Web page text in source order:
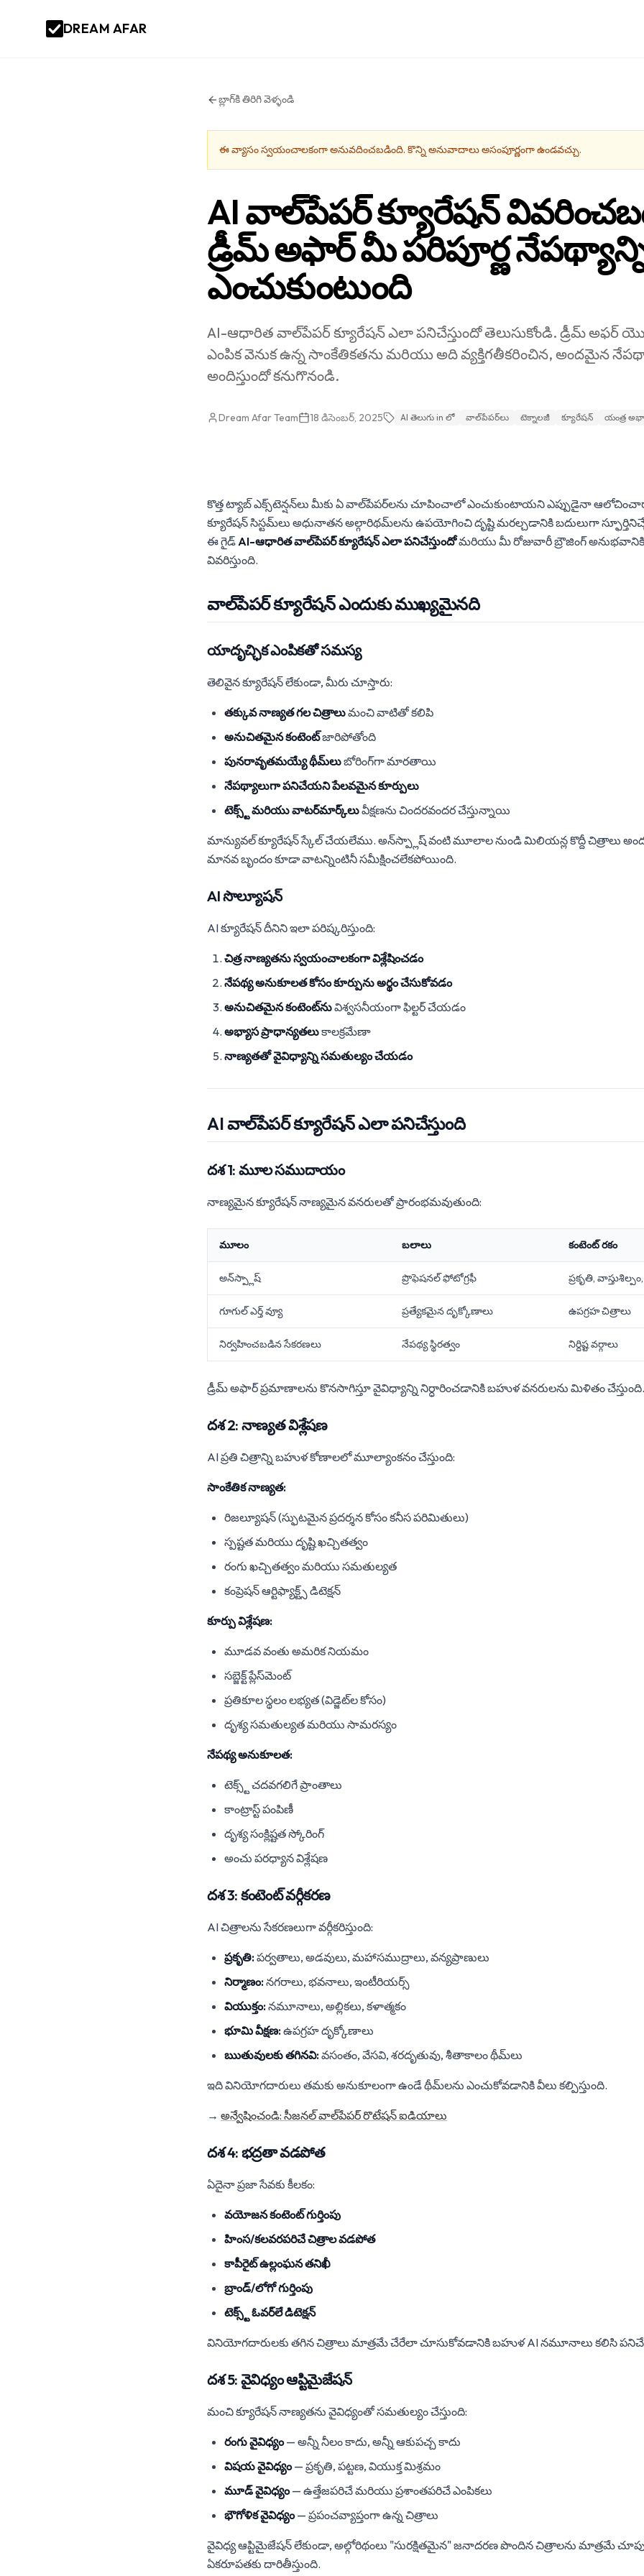
DREAM AFAR
బ్లాగ్‌కి తిరిగి వెళ్ళండి
ఈ వ్యాసం స్వయంచాలకంగా అనువదించబడింది. కొన్ని అనువాదాలు అసంపూర్ణంగా ఉండవచ్చు.
AI వాల్‌పేపర్ క్యూరేషన్
డ్రీమ్ అఫార్ మీ పరిపూర్ణ
ఎంచుకుంటుంది
AI-ఆధారిత వాల్‌పేపర్ క్యూరేషన్ ఎలా పనిచేస్తుందో తెలుసుకోండి. డ్రీమ్ అఫర్
ఎంపిక వెనుక ఉన్న సాంకేతికతను మరియు అది వ్యక్తిగతీకరించిన, అందమైన
అందిస్తుందో కనుగొనండి.
Dream Afar Team 18 డిసెంబర్, 2025 AI తెలుగు in లో వాల్‌పేపర్‌లు టెక్నాలజీ క్యూరేషన్ యంత్ర
కొత్త ట్యాబ్ ఎక్స్‌టెన్షన్‌లు మీకు ఏ వాల్‌పేపర్‌లను చూపించాలో ఎంచుకుంటాయని ఎప్పుడైనా
క్యూరేషన్ సిస్టమ్‌లు అధునాతన అల్గారిథమ్‌లను ఉపయోగించి దృష్టి మరల్చడానికి బదులుగా
ఈ గైడ్AI-ఆధారిత వాల్‌పేపర్ క్యూరేషన్ ఎలా పనిచేస్తుందోమరియు మీ రోజువారీ బ్రౌజింగ్ అనుభవానికి
వివరిస్తుంది.
వాల్‌పేపర్ క్యూరేషన్ ఎందుకు ముఖ్యమైనది
యాదృచ్ఛిక ఎంపికతో సమస్య
తెలివైన క్యూరేషన్ లేకుండా, మీరు చూస్తారు:
తక్కువ నాణ్యత గల చిత్రాలుమంచి వాటితో కలిపి
అనుచితమైన కంటెంట్జారిపోతోంది
పునరావృతమయ్యే థీమ్‌లుబోరింగ్‌గా మారతాయి
నేపథ్యాలుగా పనిచేయని పేలవమైన కూర్పులు
టెక్స్ట్ మరియు వాటర్‌మార్క్‌లువీక్షణను చిందరవందర చేస్తున్నాయి
మాన్యువల్ క్యూరేషన్ స్కేల్ చేయలేము. అన్‌స్ప్లాష్ వంటి మూలాల నుండి మిలియన్ల కొద్దీ చిత్రాలు
మానవ బృందం కూడా వాటన్నింటినీ సమీక్షించలేకపోయింది.
AI సొల్యూషన్
AI క్యూరేషన్ దీనిని ఇలా పరిష్కరిస్తుంది:
చిత్ర నాణ్యతను స్వయంచాలకంగా విశ్లేషించడం
నేపథ్య అనుకూలత కోసం కూర్పును అర్థం చేసుకోవడం
అనుచితమైన కంటెంట్‌నువిశ్వసనీయంగా ఫిల్టర్ చేయడం
అభ్యాస ప్రాధాన్యతలుకాలక్రమేణా
నాణ్యతతో వైవిధ్యాన్ని సమతుల్యం చేయడం
AI వాల్‌పేపర్ క్యూరేషన్ ఎలా పనిచేస్తుంది
దశ 1: మూల సముదాయం
నాణ్యమైన క్యూరేషన్ నాణ్యమైన వనరులతో ప్రారంభమవుతుంది:
మూలం బలాలు కంటెంట్ రకం
అన్‌స్ప్లాష్ ప్రొఫెషనల్ ఫోటోగ్రఫీ ప్రకృతి,
గూగుల్ ఎర్త్ వ్యూ ప్రత్యేకమైన దృక్కోణాలు ఉపగ్రహ చిత్రాలు
నిర్వహించబడిన సేకరణలు నేపథ్య స్థిరత్వం నిర్దిష్ట వర్గాలు
డ్రీమ్ అఫార్ ప్రమాణాలను కొనసాగిస్తూ వైవిధ్యాన్ని నిర్ధారించడానికి బహుళ వనరులను మిళితం చేస్తుంది.
దశ 2: నాణ్యత విశ్లేషణ
AI ప్రతి చిత్రాన్ని బహుళ కోణాలలో మూల్యాంకనం చేస్తుంది:
సాంకేతిక నాణ్యత:
రిజల్యూషన్ (స్ఫుటమైన ప్రదర్శన కోసం కనీస పరిమితులు)
స్పష్టత మరియు దృష్టి ఖచ్చితత్వం
రంగు ఖచ్చితత్వం మరియు సమతుల్యత
కంప్రెషన్ ఆర్టిఫ్యాక్ట్స్ డిటెక్షన్
కూర్పు విశ్లేషణ:
మూడవ వంతు అమరిక నియమం
సబ్జెక్ట్ ప్లేస్‌మెంట్
ప్రతికూల స్థలం లభ్యత (విడ్జెట్‌ల కోసం)
దృశ్య సమతుల్యత మరియు సామరస్యం
నేపథ్య అనుకూలత:
టెక్స్ట్ చదవగలిగే ప్రాంతాలు
కాంట్రాస్ట్ పంపిణీ
దృశ్య సంక్లిష్టత స్కోరింగ్
అంచు పరధ్యాన విశ్లేషణ
దశ 3: కంటెంట్ వర్గీకరణ
AI చిత్రాలను సేకరణలుగా వర్గీకరిస్తుంది:
ప్రకృతి:పర్వతాలు, అడవులు, మహాసముద్రాలు, వన్యప్రాణులు
నిర్మాణం:నగరాలు, భవనాలు, ఇంటీరియర్స్
వియుక్తం:నమూనాలు, అల్లికలు, కళాత్మకం
భూమి వీక్షణ:ఉపగ్రహ దృక్కోణాలు
ఋతువులకు తగినవి:వసంతం, వేసవి, శరదృతువు, శీతాకాలం థీమ్‌లు
ఇది వినియోగదారులు తమకు అనుకూలంగా ఉండే థీమ్‌లను ఎంచుకోవడానికి వీలు కల్పిస్తుంది.
→ అన్వేషించండి: సీజనల్ వాల్‌పేపర్ రొటేషన్ ఐడియాలు
దశ 4: భద్రతా వడపోత
ఏదైనా ప్రజా సేవకు కీలకం:
వయోజన కంటెంట్ గుర్తింపు
హింస/కలవరపరిచే చిత్రాల వడపోత
కాపీరైట్ ఉల్లంఘన తనిఖీ
బ్రాండ్/లోగో గుర్తింపు
టెక్స్ట్ ఓవర్‌లే డిటెక్షన్
వినియోగదారులకు తగిన చిత్రాలు మాత్రమే చేరేలా చూసుకోవడానికి బహుళ AI నమూనాలు కలిసి
దశ 5: వైవిధ్యం ఆప్టిమైజేషన్
మంచి క్యూరేషన్ నాణ్యతను వైవిధ్యంతో సమతుల్యం చేస్తుంది:
రంగు వైవిధ్యం— అన్నీ నీలం కాదు, అన్నీ ఆకుపచ్చ కాదు
విషయ వైవిధ్యం— ప్రకృతి, పట్టణ, వియుక్త మిశ్రమం
మూడ్ వైవిధ్యం— ఉత్తేజపరిచే మరియు ప్రశాంతపరిచే ఎంపికలు
భౌగోళిక వైవిధ్యం— ప్రపంచవ్యాప్తంగా ఉన్న చిత్రాలు
వైవిధ్య ఆప్టిమైజేషన్ లేకుండా, అల్గోరిథంలు "సురక్షితమైన" జనాదరణ పొందిన చిత్రాలను మాత్రమే
ఏకరూపతకు దారితీస్తుంది.